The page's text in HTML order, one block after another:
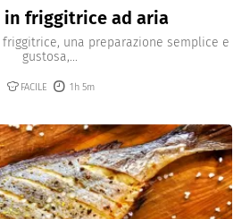
in friggitrice ad aria
una preparazione semplice e
gustosa,...
FACILE 1h 5m